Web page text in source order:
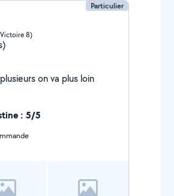
Particulier
8)
seul on va plus vite mais a plusieurs on va plus loin
: 5/5